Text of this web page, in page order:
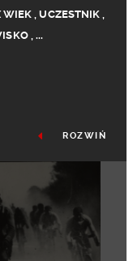
WIEK,UCZESTNIK ,
,...
ROZWIŃ